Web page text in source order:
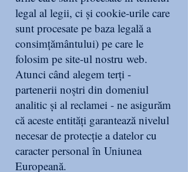
legal al legii, ci și cookie-urile care
sunt procesate pe baza legală a
consimțământului) pe care le
folosim pe site-ul nostru web.
Atunci când alegem terți -
partenerii noștri din domeniul
analitic și al reclamei - ne asigurăm
că aceste entități garantează nivelul
necesar de protecție a datelor cu
caracter personal în Uniunea
Europeană.